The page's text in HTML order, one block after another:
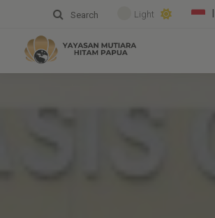
Search Light